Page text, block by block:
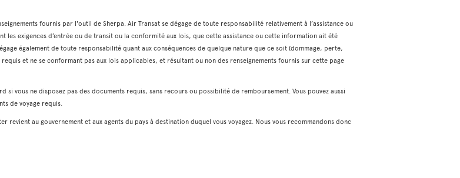
fournis par l'outil de Sherpa. Air Transat se dégage de toute responsabilité relativement à l’assistance ou
les exigences d’entrée ou de transit ou la conformité aux lois, que cette assistance ou cette information ait été
également de toute responsabilité quant aux conséquences de quelque nature que ce soit (dommage, perte,
et ne se conformant pas aux lois applicables, et résultant ou non des renseignements fournis sur cette page
si vous ne disposez pas des documents requis, sans recours ou possibilité de remboursement. Vous pouvez aussi
de voyage requis.
revient au gouvernement et aux agents du pays à destination duquel vous voyagez. Nous vous recommandons donc